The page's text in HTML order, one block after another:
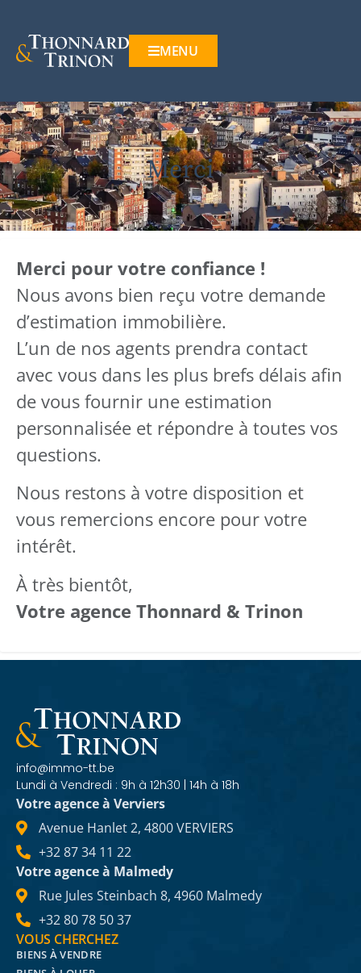
MENU
Merci
Merci pour votre confiance !
Nous avons bien reçu votre demande
d’estimation immobilière.
L’un de nos agents prendra contact
avec vous dans les plus brefs délais afin
de vous fournir une estimation
personnalisée et répondre à toutes vos
questions.
Nous restons à votre disposition et
vous remercions encore pour votre
intérêt.
À très bientôt,
Votre agence Thonnard & Trinon
info@immo-tt.be
Lundi à Vendredi : 9h à 12h30 | 14h à 18h
Votre agence à Verviers
Avenue Hanlet 2, 4800 VERVIERS
+32 87 34 11 22
Votre agence à Malmedy
Rue Jules Steinbach 8, 4960 Malmedy
+32 80 78 50 37
VOUS CHERCHEZ
BIENS À VENDRE